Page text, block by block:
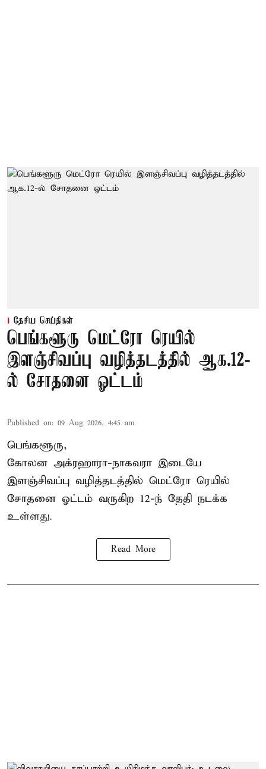
தேசிய செய்திகள்
பெங்களூரு மெட்ரோ ரெயில்
இளஞ்சிவப்பு வழித்தடத்தில் ஆக.12-
ல் சோதனை ஓட்டம்
Published on: 09 Aug 2026, 4:45 am
பெங்களூரு,
கோலன அக்ரஹாரா-நாகவரா இடையே
இளஞ்சிவப்பு வழித்தடத்தில் மெட்ரோ ரெயில்
சோதனை ஓட்டம் வருகிற 12-ந் தேதி நடக்க
உள்ளது.
Read More